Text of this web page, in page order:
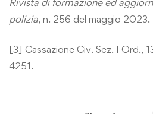
Rivista di formazione ed
polizia, n. 256 del maggio 2023.
[3] Cassazione Civ. Sez. I Ord.,
4251.